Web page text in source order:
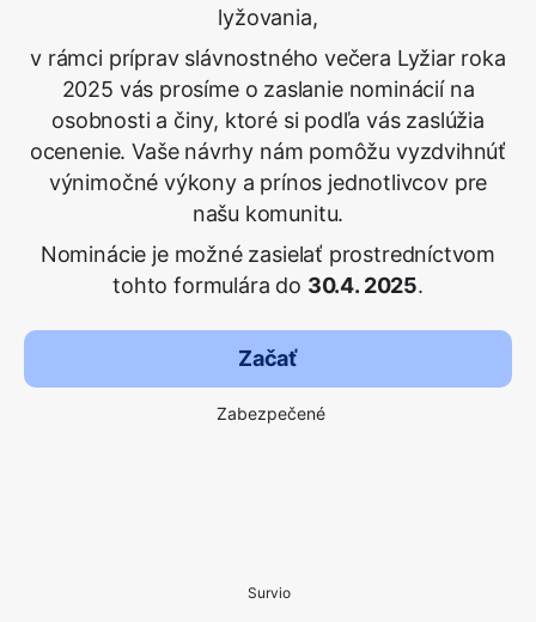
lyžovania,
v rámci príprav slávnostného večera Lyžiar roka
2025 vás prosíme o zaslanie nominácií na
osobnosti a činy, ktoré si podľa vás zaslúžia
ocenenie. Vaše návrhy nám pomôžu vyzdvihnúť
výnimočné výkony a prínos jednotlivcov pre
našu komunitu.
Nominácie je možné zasielať prostredníctvom
tohto formulára do 30.4. 2025.
Začať
Zabezpečené
Survio